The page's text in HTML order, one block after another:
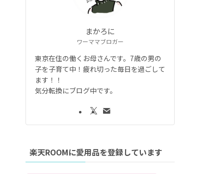
まかろに
ワーママブロガー
東京在住の働くお母さんです。7歳の男の
子を子育て中！疲れ切った毎日を過ごして
ます！！
気分転換にブログ中です。
楽天ROOMに愛用品を登録しています